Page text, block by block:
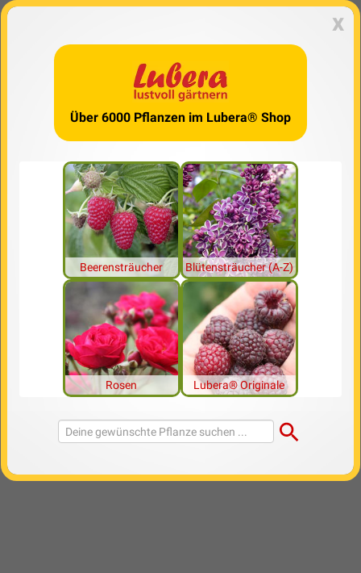
x
Über 6000 Pflanzen im Lubera® Shop
Beerensträucher Blütensträucher (A-Z)
Rosen Lubera® Originale